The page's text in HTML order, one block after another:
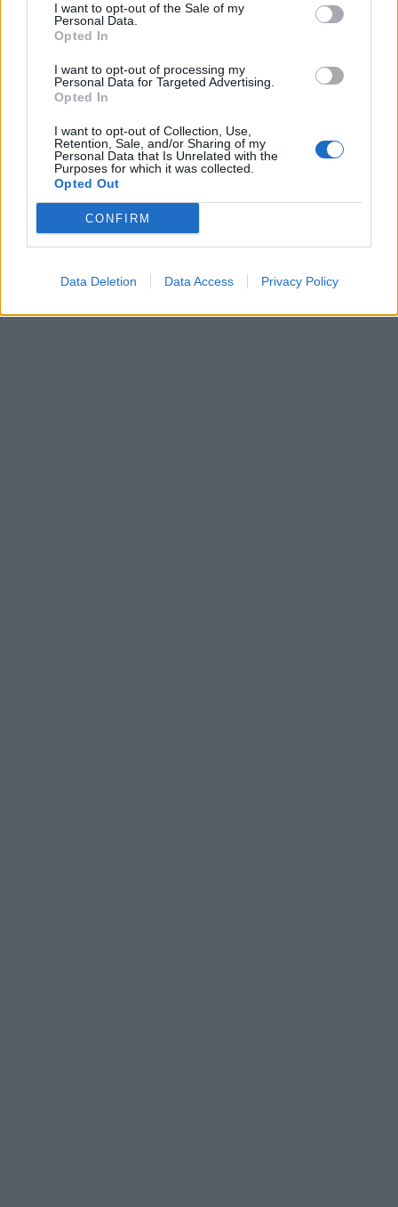
I want to opt-out of the Sale of my
Personal Data.
Opted In
I want to opt-out of processing my
Personal Data for Targeted Advertising.
Opted In
I want to opt-out of Collection, Use,
Retention, Sale, and/or Sharing of my
Personal Data that Is Unrelated with the
Purposes for which it was collected.
Opted Out
CONFIRM
Data Deletion Data Access Privacy Policy